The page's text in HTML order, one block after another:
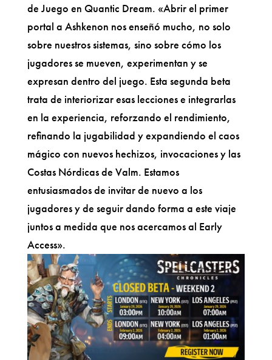
de Juego en Quantic Dream. «Abrir el primer
portal a Ashkenon nos enseñó mucho, no solo
sobre nuestros sistemas, sino sobre cómo los
jugadores se mueven, experimentan y se
expresan dentro del juego. Esta segunda beta
trata de interiorizar esas lecciones e integrarlas
en la experiencia, reforzando el rendimiento,
refinando la jugabilidad y expandiendo el caos
mágico con nuevos hechizos, invocaciones y las
Costas Nórdicas de Valm. Estamos
entusiasmados de invitar de nuevo a los
jugadores y de seguir dando forma a este viaje
juntos a medida que nos acercamos al Early
Access».